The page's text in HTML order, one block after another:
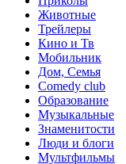
Животные
Трейлеры
Кино и Тв
Мобильник
Дом, Семья
Comedy club
Образование
Музыкальные
Знаменитости
Люди и блоги
Мультфильмы